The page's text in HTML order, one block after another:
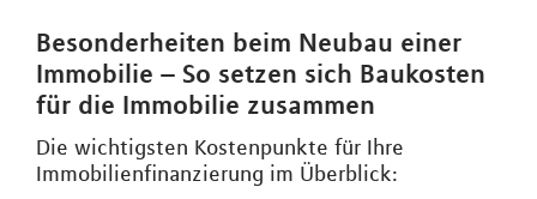
Besonderheiten beim Neubau einer
Immobilie – So setzen sich Baukosten
für die Immobilie zusammen
Die wichtigsten Kostenpunkte für Ihre
Immobilienfinanzierung im Überblick: